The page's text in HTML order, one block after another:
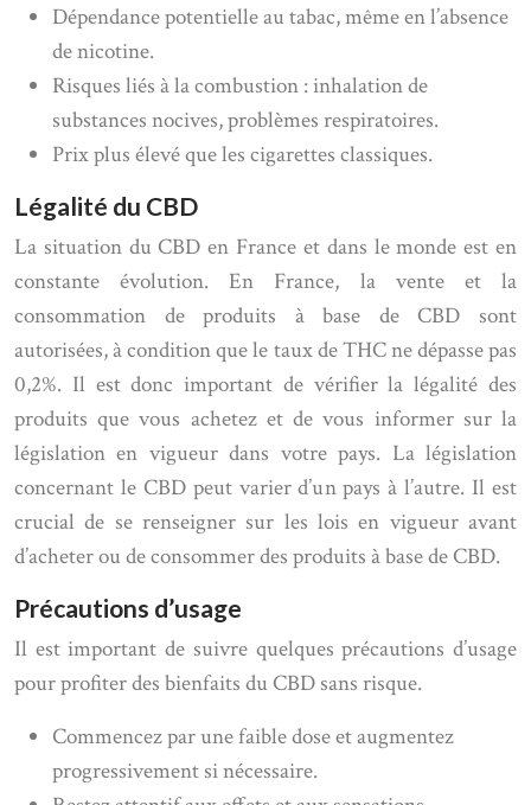
Dépendance potentielle au tabac, même en l’absence
de nicotine.
Risques liés à la combustion : inhalation de
substances nocives, problèmes respiratoires.
Prix plus élevé que les cigarettes classiques.
Légalité du CBD
La situation du CBD en France et dans le monde est en
constante évolution. En France, la vente et la
consommation de produits à base de CBD sont
autorisées, à condition que le taux de THC ne dépasse pas
0,2%. Il est donc important de vérifier la légalité des
produits que vous achetez et de vous informer sur la
législation en vigueur dans votre pays. La législation
concernant le CBD peut varier d’un pays à l’autre. Il est
crucial de se renseigner sur les lois en vigueur avant
d’acheter ou de consommer des produits à base de CBD.
Précautions d’usage
Il est important de suivre quelques précautions d’usage
pour profiter des bienfaits du CBD sans risque.
Commencez par une faible dose et augmentez
progressivement si nécessaire.